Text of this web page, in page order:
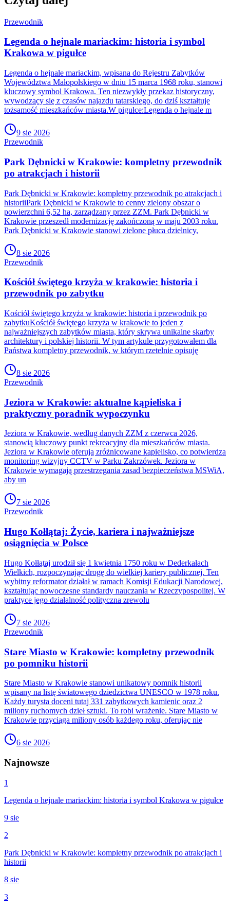
Przewodnik
Legenda o hejnale mariackim: historia i symbol
Krakowa w pigułce
Legenda o hejnale mariackim, wpisana do Rejestru Zabytków
Województwa Małopolskiego w dniu 15 marca 1968 roku, stanowi
kluczowy symbol Krakowa. Ten niezwykły przekaz historyczny,
wywodzący się z czasów najazdu tatarskiego, do dziś kształtuje
tożsamość mieszkańców miasta.W pigułce:Legenda o hejnale m
9 sie 2026
Przewodnik
Park Dębnicki w Krakowie: kompletny przewodnik
po atrakcjach i historii
Park Dębnicki w Krakowie: kompletny przewodnik po atrakcjach i
historiiPark Dębnicki w Krakowie to cenny zielony obszar o
powierzchni 6,52 ha, zarządzany przez ZZM. Park Dębnicki w
Krakowie przeszedł modernizację zakończoną w maju 2003 roku.
Park Dębnicki w Krakowie stanowi zielone płuca dzielnicy,
8 sie 2026
Przewodnik
Kościół świętego krzyża w krakowie: historia i
przewodnik po zabytku
Kościół świętego krzyża w krakowie: historia i przewodnik po
zabytkuKościół świętego krzyża w krakowie to jeden z
najważniejszych zabytków miasta, który skrywa unikalne skarby
architektury i polskiej historii. W tym artykule przygotowałem dla
Państwa kompletny przewodnik, w którym rzetelnie opisuję
8 sie 2026
Przewodnik
Jeziora w Krakowie: aktualne kąpieliska i
praktyczny poradnik wypoczynku
Jeziora w Krakowie, według danych ZZM z czerwca 2026,
stanowią kluczowy punkt rekreacyjny dla mieszkańców miasta.
Jeziora w Krakowie oferują zróżnicowane kąpielisko, co potwierdza
monitoring wizyjny CCTV w Parku Zakrzówek. Jeziora w
Krakowie wymagają przestrzegania zasad bezpieczeństwa MSWiA,
aby un
7 sie 2026
Przewodnik
Hugo Kołłątaj: Życie, kariera i najważniejsze
osiągnięcia w Polsce
Hugo Kołłątaj urodził się 1 kwietnia 1750 roku w Dederkałach
Wielkich, rozpoczynając drogę do wielkiej kariery publicznej. Ten
wybitny reformator działał w ramach Komisji Edukacji Narodowej,
kształtując nowoczesne standardy nauczania w Rzeczypospolitej. W
praktyce jego działalność polityczna zrewolu
7 sie 2026
Przewodnik
Stare Miasto w Krakowie: kompletny przewodnik
po pomniku historii
Stare Miasto w Krakowie stanowi unikatowy pomnik historii
wpisany na listę światowego dziedzictwa UNESCO w 1978 roku.
Każdy turysta doceni tutaj 331 zabytkowych kamienic oraz 2
miliony ruchomych dzieł sztuki. To robi wrażenie. Stare Miasto w
Krakowie przyciąga miliony osób każdego roku, oferując nie
6 sie 2026
Najnowsze
1
Legenda o hejnale mariackim: historia i symbol Krakowa w pigułce
9 sie
2
Park Dębnicki w Krakowie: kompletny przewodnik po atrakcjach i
historii
8 sie
3